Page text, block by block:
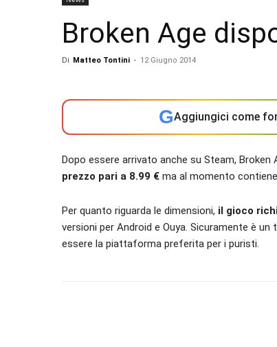
Broken Age
Di Matteo Tontini - 12 Giugno 2014
GAggiungici come
Dopo essere arrivato anche su Steam, Broken
prezzo pari a 8.99 € ma al momento
Per quanto riguarda le dimensioni, il gioco
versioni per Android e Ouya. Sicuramente è
essere la piattaforma preferita per i puristi.